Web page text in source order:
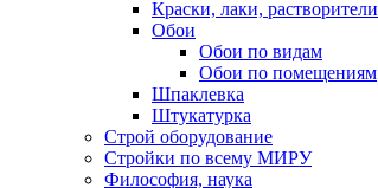
Краски, лаки, растворители
Обои
Обои по видам
Обои по помещениям
Шпаклевка
Штукатурка
Строй оборудование
Стройки по всему МИРУ
Философия, наука